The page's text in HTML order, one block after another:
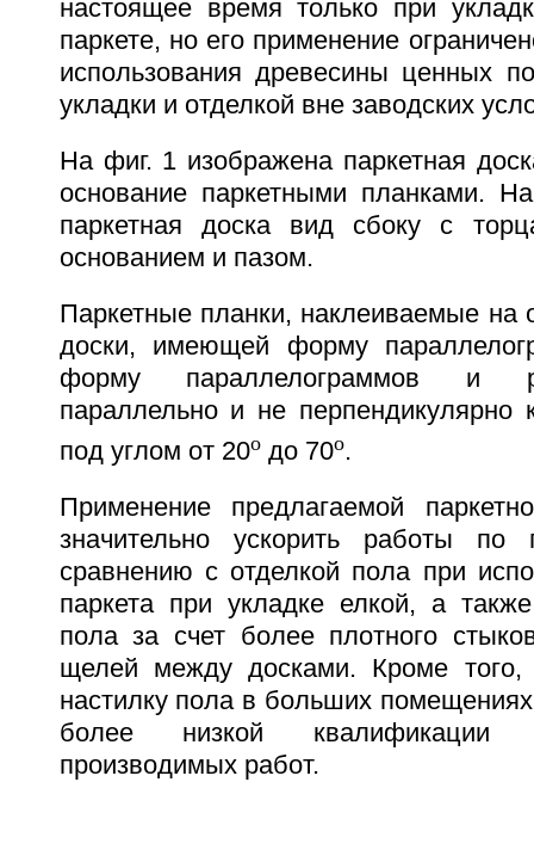
настоящее время только при
паркете, но его применение
использования древесины ценных
укладки и отделкой вне заводских
На фиг. 1 изображена паркетная
основание паркетными планками.
паркетная доска вид сбоку с
основанием и пазом.
Паркетные планки, наклеиваемые на
доски, имеющей форму
форму параллелограммов и
параллельно и не перпендикулярно
под углом от 20oдо 70o.
Применение предлагаемой
значительно ускорить работы
сравнению с отделкой пола при
паркета при укладке елкой, а
пола за счет более плотного
щелей между досками. Кроме того,
настилку пола в больших
более низкой квалификации
производимых работ.